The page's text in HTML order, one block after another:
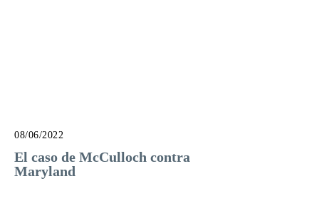
08/06/2022
El caso de McCulloch contra
Maryland